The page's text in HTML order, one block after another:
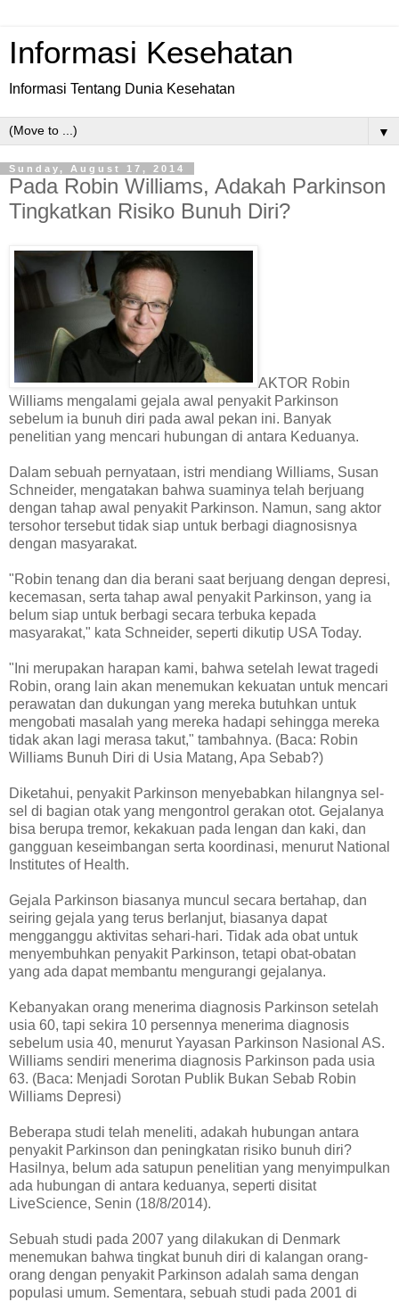
Informasi Kesehatan
Informasi Tentang Dunia Kesehatan
▼
Sunday, August 17, 2014
Pada Robin Williams, Adakah Parkinson
Tingkatkan Risiko Bunuh Diri?
AKTOR Robin
Williams mengalami gejala awal penyakit Parkinson
sebelum ia bunuh diri pada awal pekan ini. Banyak
penelitian yang mencari hubungan di antara Keduanya.
Dalam sebuah pernyataan, istri mendiang Williams, Susan
Schneider, mengatakan bahwa suaminya telah berjuang
dengan tahap awal penyakit Parkinson. Namun, sang aktor
tersohor tersebut tidak siap untuk berbagi diagnosisnya
dengan masyarakat.
"Robin tenang dan dia berani saat berjuang dengan depresi,
kecemasan, serta tahap awal penyakit Parkinson, yang ia
belum siap untuk berbagi secara terbuka kepada
masyarakat," kata Schneider, seperti dikutip USA Today.
"Ini merupakan harapan kami, bahwa setelah lewat tragedi
Robin, orang lain akan menemukan kekuatan untuk mencari
perawatan dan dukungan yang mereka butuhkan untuk
mengobati masalah yang mereka hadapi sehingga mereka
tidak akan lagi merasa takut," tambahnya. (Baca: Robin
Williams Bunuh Diri di Usia Matang, Apa Sebab?)
Diketahui, penyakit Parkinson menyebabkan hilangnya sel-
sel di bagian otak yang mengontrol gerakan otot. Gejalanya
bisa berupa tremor, kekakuan pada lengan dan kaki, dan
gangguan keseimbangan serta koordinasi, menurut National
Institutes of Health.
Gejala Parkinson biasanya muncul secara bertahap, dan
seiring gejala yang terus berlanjut, biasanya dapat
mengganggu aktivitas sehari-hari. Tidak ada obat untuk
menyembuhkan penyakit Parkinson, tetapi obat-obatan
yang ada dapat membantu mengurangi gejalanya.
Kebanyakan orang menerima diagnosis Parkinson setelah
usia 60, tapi sekira 10 persennya menerima diagnosis
sebelum usia 40, menurut Yayasan Parkinson Nasional AS.
Williams sendiri menerima diagnosis Parkinson pada usia
63. (Baca: Menjadi Sorotan Publik Bukan Sebab Robin
Williams Depresi)
Beberapa studi telah meneliti, adakah hubungan antara
penyakit Parkinson dan peningkatan risiko bunuh diri?
Hasilnya, belum ada satupun penelitian yang menyimpulkan
ada hubungan di antara keduanya, seperti disitat
LiveScience, Senin (18/8/2014).
Sebuah studi pada 2007 yang dilakukan di Denmark
menemukan bahwa tingkat bunuh diri di kalangan orang-
orang dengan penyakit Parkinson adalah sama dengan
populasi umum. Sementara, sebuah studi pada 2001 di